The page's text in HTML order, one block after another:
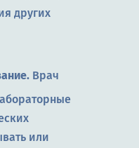
других
Врач
или